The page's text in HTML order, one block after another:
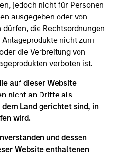
jedoch nicht für Personen
ausgegeben oder von
die Rechtsordnungen
nicht zum
die Verbreitung von
verboten ist.
auf dieser Website
nicht an Dritte als
Land gerichtet sind, in
wird.
und dessen
Website enthaltenen
expertise,
Stanley's broad
knowledge, enable
unique capital
risks.
Director